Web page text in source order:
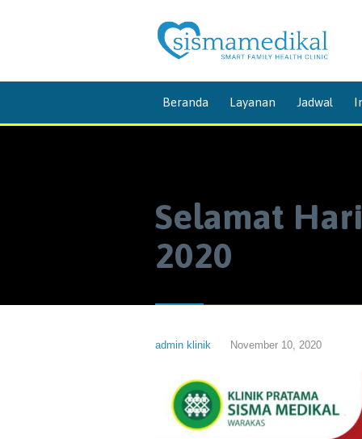
Beranda Layanan Jadwal
Selamat
2020
admin klinik November 10, 2020